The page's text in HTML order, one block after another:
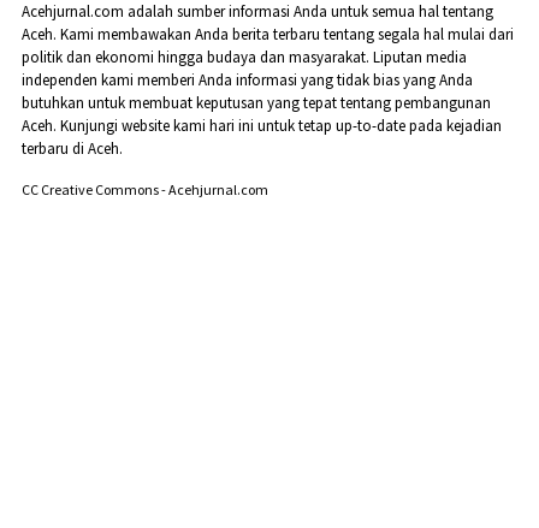
Acehjurnal.com adalah sumber informasi Anda untuk semua hal tentang
Aceh. Kami membawakan Anda berita terbaru tentang segala hal mulai dari
politik dan ekonomi hingga budaya dan masyarakat. Liputan media
independen kami memberi Anda informasi yang tidak bias yang Anda
butuhkan untuk membuat keputusan yang tepat tentang pembangunan
Aceh. Kunjungi website kami hari ini untuk tetap up-to-date pada kejadian
terbaru di Aceh.
CC Creative Commons - Acehjurnal.com